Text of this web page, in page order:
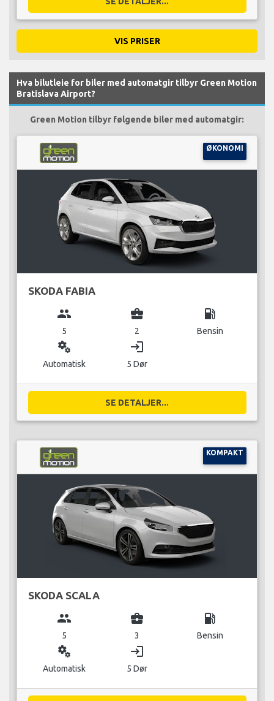
VIS PRISER
Hva bilutleie for biler med automatgir tilbyr Green Motion
Bratislava Airport?
Green Motion tilbyr følgende biler med automatgir:
ØKONOMI
SKODA FABIA
group
5
business_center
2
local_gas_station
Bensin
miscellaneous_services
Automatisk
login
5 Dør
SE DETALJER...
KOMPAKT
SKODA SCALA
group
5
business_center
3
local_gas_station
Bensin
miscellaneous_services
Automatisk
login
5 Dør